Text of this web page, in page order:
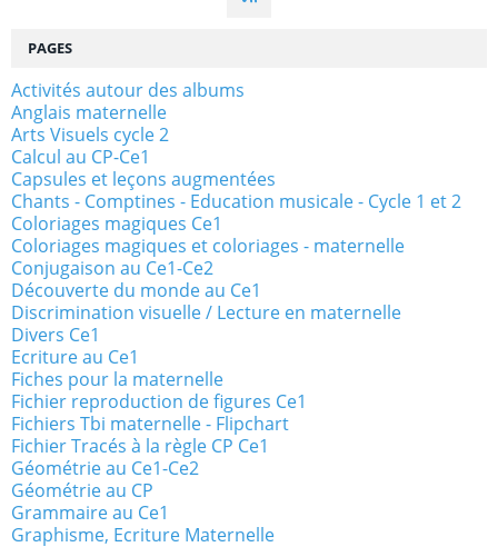
PAGES
Activités autour des albums
Anglais maternelle
Arts Visuels cycle 2
Calcul au CP-Ce1
Capsules et leçons augmentées
Chants - Comptines - Education musicale - Cycle 1 et 2
Coloriages magiques Ce1
Coloriages magiques et coloriages - maternelle
Conjugaison au Ce1-Ce2
Découverte du monde au Ce1
Discrimination visuelle / Lecture en maternelle
Divers Ce1
Ecriture au Ce1
Fiches pour la maternelle
Fichier reproduction de figures Ce1
Fichiers Tbi maternelle - Flipchart
Fichier Tracés à la règle CP Ce1
Géométrie au Ce1-Ce2
Géométrie au CP
Grammaire au Ce1
Graphisme, Ecriture Maternelle